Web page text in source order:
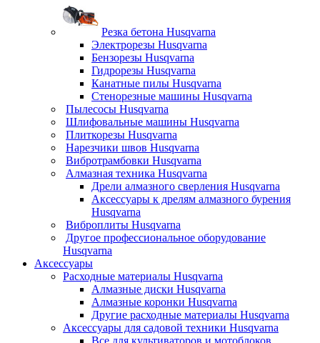
Резка бетона Husqvarna
Электрорезы Husqvarna
Бензорезы Husqvarna
Гидрорезы Husqvarna
Канатные пилы Husqvarna
Стенорезные машины Husqvarna
Пылесосы Husqvarna
Шлифовальные машины Husqvarna
Плиткорезы Husqvarna
Нарезчики швов Husqvarna
Вибротрамбовки Husqvarna
Алмазная техника Husqvarna
Дрели алмазного сверления Husqvarna
Аксессуары к дрелям алмазного бурения
Husqvarna
Виброплиты Husqvarna
Другое профессиональное оборудование
Husqvarna
Аксессуары
Расходные материалы Husqvarna
Алмазные диски Husqvarna
Алмазные коронки Husqvarna
Другие расходные материалы Husqvarna
Аксессуары для садовой техники Husqvarna
Все для культиваторов и мотоблоков